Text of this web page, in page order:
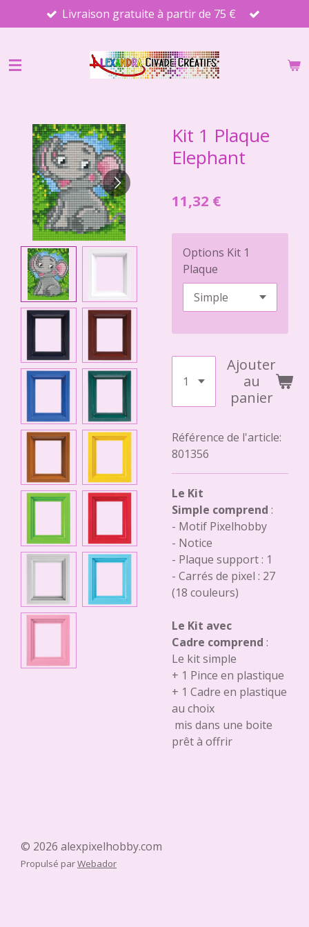
au
principal
Livraison gratuite à partir de 75 €
Kit 1 Plaque
Elephant
11,32 €
Options Kit 1
Plaque
Ajouter
au
panier
Référence de l'article:
801356
Le Kit
Simple comprend :
- Motif Pixelhobby
- Notice
- Plaque support : 1
- Carrés de pixel : 27
(18 couleurs)
Le Kit avec
Cadre comprend :
Le kit simple
+ 1 Pince en plastique
+ 1 Cadre en plastique
au choix
mis dans une boite
prêt à offrir
© 2026 alexpixelhobby.com
Propulsé parWebador